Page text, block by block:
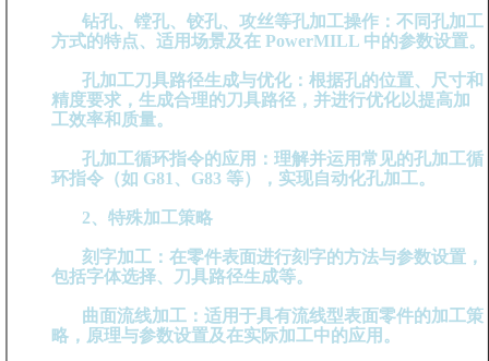
钻孔、镗孔、铰孔、攻丝等孔加工操作：不同孔加工
方式的特点、适用场景及在 PowerMILL 中的参数设置。
孔加工刀具路径生成与优化：根据孔的位置、尺寸和
精度要求，生成合理的刀具路径，并进行优化以提高加
工效率和质量。
孔加工循环指令的应用：理解并运用常见的孔加工循
环指令（如 G81、G83 等），实现自动化孔加工。
2、特殊加工策略
刻字加工：在零件表面进行刻字的方法与参数设置，
包括字体选择、刀具路径生成等。
曲面流线加工：适用于具有流线型表面零件的加工策
略，原理与参数设置及在实际加工中的应用。